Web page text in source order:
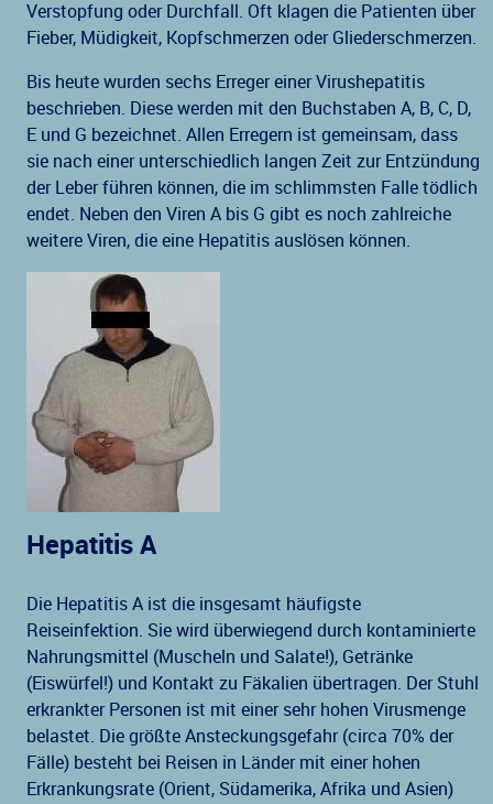
Verstopfung oder Durchfall. Oft klagen die Patienten über
Fieber, Müdigkeit, Kopfschmerzen oder Gliederschmerzen.
Bis heute wurden sechs Erreger einer Virushepatitis
beschrieben. Diese werden mit den Buchstaben A, B, C, D,
E und G bezeichnet. Allen Erregern ist gemeinsam, dass
sie nach einer unterschiedlich langen Zeit zur Entzündung
der Leber führen können, die im schlimmsten Falle tödlich
endet. Neben den Viren A bis G gibt es noch zahlreiche
weitere Viren, die eine Hepatitis auslösen können.
Hepatitis A
Die Hepatitis A ist die insgesamt häufigste
Reiseinfektion. Sie wird überwiegend durch kontaminierte
Nahrungsmittel (Muscheln und Salate!), Getränke
(Eiswürfel!) und Kontakt zu Fäkalien übertragen. Der Stuhl
erkrankter Personen ist mit einer sehr hohen Virusmenge
belastet. Die größte Ansteckungsgefahr (circa 70% der
Fälle) besteht bei Reisen in Länder mit einer hohen
Erkrankungsrate (Orient, Südamerika, Afrika und Asien)